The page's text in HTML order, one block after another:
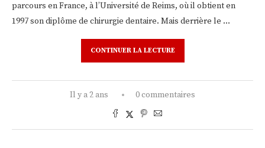
parcours en France, à l’Université de Reims, où il obtient en
1997 son diplôme de chirurgie dentaire. Mais derrière le …
CONTINUER LA LECTURE
Il y a 2 ans 0 commentaires